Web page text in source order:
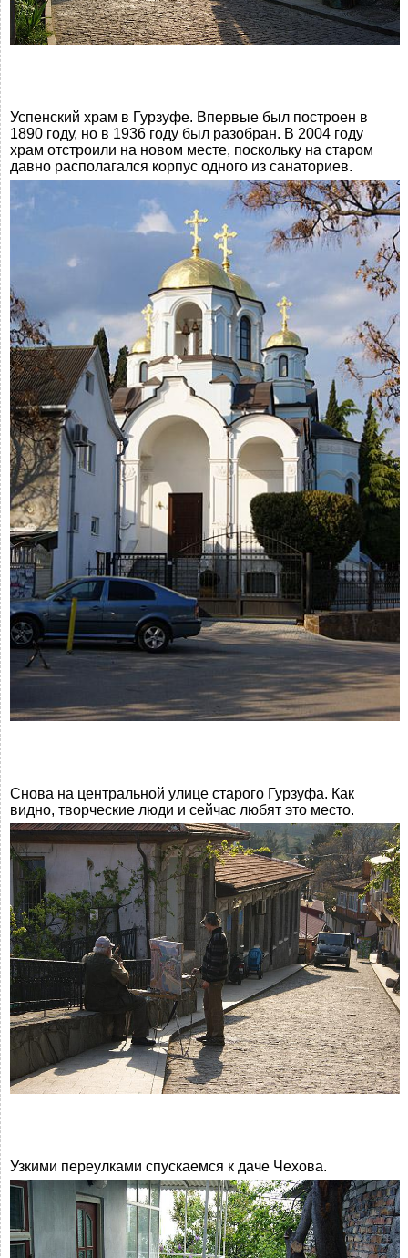
Успенский храм в Гурзуфе. Впервые был построен в
1890 году, но в 1936 году был разобран. В 2004 году
храм отстроили на новом месте, поскольку на старом
давно располагался корпус одного из санаториев.
Снова на центральной улице старого Гурзуфа. Как
видно, творческие люди и сейчас любят это место.
Узкими переулками спускаемся к даче Чехова.